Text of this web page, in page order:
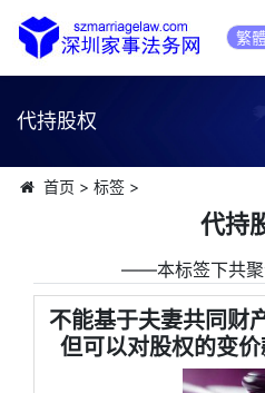
繁
代持股权
首页 > 标签>
代持
――本标签下共
不能基于夫妻共同财
但可以对股权的变